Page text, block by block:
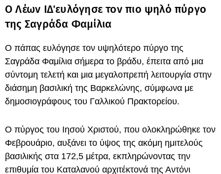
Ο Λέων ΙΔ΄ευλόγησε τον πιο ψηλό πύργο
της Σαγράδα Φαμίλια
Ο πάπας ευλόγησε τον υψηλότερο πύργο της
Σαγράδα Φαμίλια σήμερα το βράδυ, έπειτα από μια
σύντομη τελετή και μια μεγαλοπρεπή λειτουργία στην
διάσημη βασιλική της Βαρκελώνης, σύμφωνα με
δημοσιογράφους του Γαλλικού Πρακτορείου.
Ο πύργος του Ιησού Χριστού, που ολοκληρώθηκε τον
Φεβρουάριο, αυξάνει το ύψος της ακόμη ημιτελούς
βασιλικής στα 172,5 μέτρα, εκπληρώνοντας την
επιθυμία του Καταλανού αρχιτέκτονά της Αντόνι